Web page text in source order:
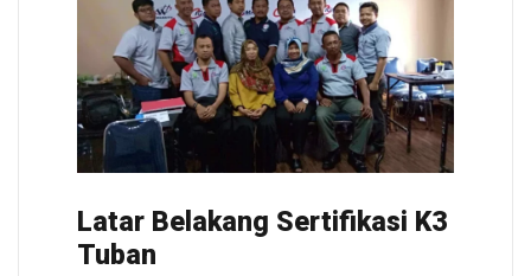
Latar Belakang Sertifikasi K3
Tuban